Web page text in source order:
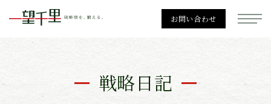
お問い合わせ
戦略日記